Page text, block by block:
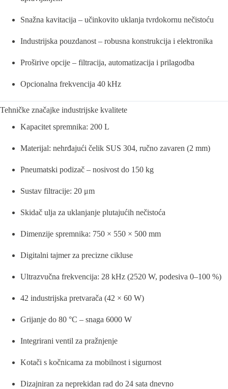
Snažna kavitacija – učinkovito uklanja tvrdokornu nečistoću
Industrijska pouzdanost – robusna konstrukcija i elektronika
Proširive opcije – filtracija, automatizacija i prilagodba
Opcionalna frekvencija 40 kHz
Tehničke značajke industrijske kvalitete
Kapacitet spremnika: 200 L
Materijal: nehrđajući čelik SUS 304, ručno zavaren (2 mm)
Pneumatski podizač – nosivost do 150 kg
Sustav filtracije: 20 μm
Skidač ulja za uklanjanje plutajućih nečistoća
Dimenzije spremnika: 750 × 550 × 500 mm
Digitalni tajmer za precizne cikluse
Ultrazvučna frekvencija: 28 kHz (2520 W, podesiva 0–100 %)
42 industrijska pretvarača (42 × 60 W)
Grijanje do 80 °C – snaga 6000 W
Integrirani ventil za pražnjenje
Kotači s kočnicama za mobilnost i sigurnost
Dizajniran za neprekidan rad do 24 sata dnevno